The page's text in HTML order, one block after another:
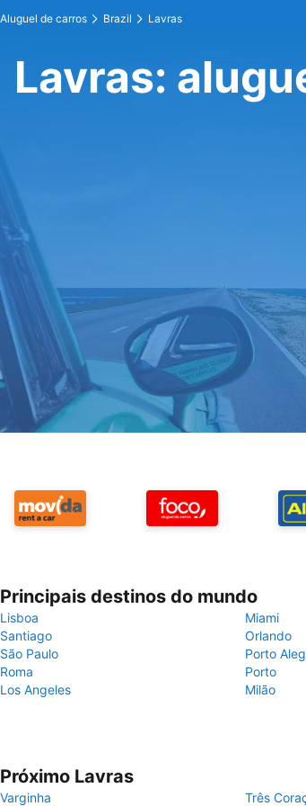
Aluguel de carros Brazil Lavras
Lavras:
Principais destinos do mundo
Lisboa
Miami
Santiago
Orlando
São Paulo
Porto
Roma
Porto
Los Angeles
Milão
Próximo Lavras
Varginha Três